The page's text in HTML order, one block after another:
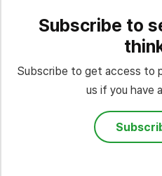
Subscribe to
Subscribe to get access to
us if you have